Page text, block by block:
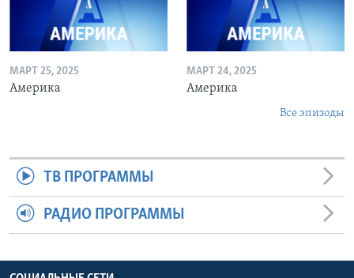
МАРТ 25, 2025
Америка
МАРТ 24, 2025
Америка
Все эпизоды
ТВ ПРОГРАММЫ
РАДИО ПРОГРАММЫ